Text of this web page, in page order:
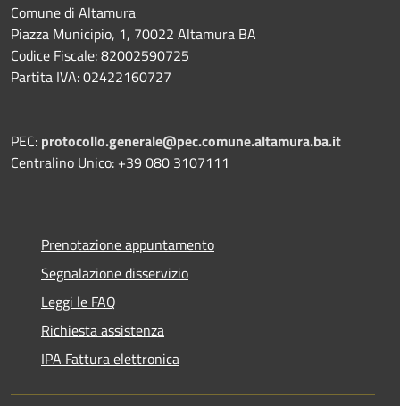
Comune di Altamura
Piazza Municipio, 1, 70022 Altamura BA
Codice Fiscale: 82002590725
Partita IVA: 02422160727
PEC: protocollo.generale@pec.comune.altamura.ba.it
Centralino Unico: +39 080 3107111
Prenotazione appuntamento
Segnalazione disservizio
Leggi le FAQ
Richiesta assistenza
IPA Fattura elettronica